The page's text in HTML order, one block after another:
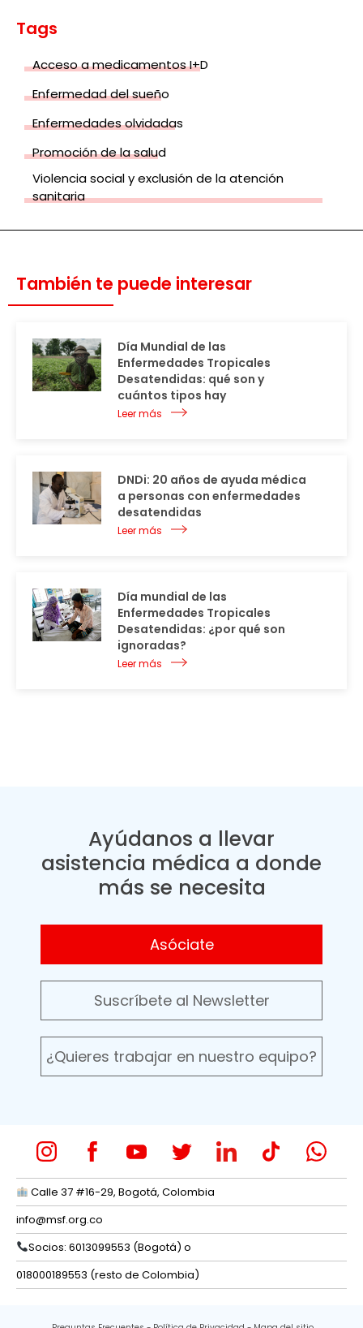
Tags
Acceso a medicamentos I+D
Enfermedad del sueño
Enfermedades olvidadas
Promoción de la salud
Violencia social y exclusión de la atención
sanitaria
También te puede interesar
Día Mundial de las
Enfermedades Tropicales
Desatendidas: qué son y
cuántos tipos hay
Leer más
DNDi: 20 años de ayuda médica
a personas con enfermedades
desatendidas
Leer más
Día mundial de las
Enfermedades Tropicales
Desatendidas: ¿por qué son
ignoradas?
Leer más
Ayúdanos a llevar
asistencia médica a donde
más se necesita
Asóciate
Suscríbete al Newsletter
¿Quieres trabajar en nuestro equipo?
Calle 37 #16-29, Bogotá, Colombia
info@msf.org.co
Socios: 6013099553 (Bogotá) o
018000189553 (resto de Colombia)